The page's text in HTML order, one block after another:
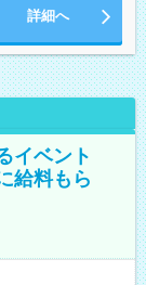
詳細へ
イベント
給料もら